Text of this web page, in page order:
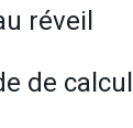
réveil
de calcul